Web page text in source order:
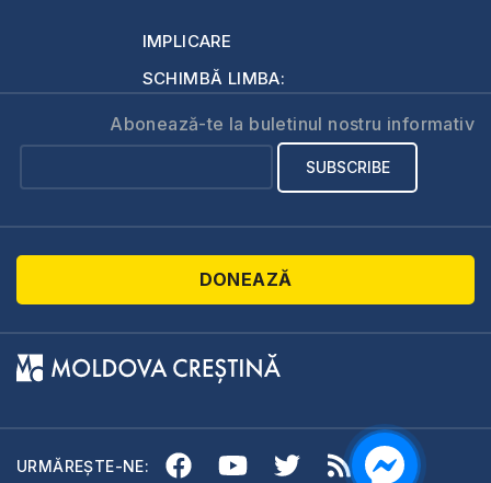
IMPLICARE
SCHIMBĂ LIMBA:
Abonează-te la buletinul nostru informativ
DONEAZĂ
URMĂREȘTE-NE: